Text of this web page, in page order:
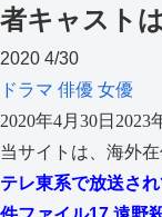
者キャスト
2020 4/30
ドラマ 俳優 女優
2020年4月30日 2023
当サイトは、海外
テレ東系で放送さ